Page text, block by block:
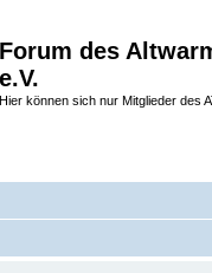
Forum des
e.V.
Hier können sich nur Mitglieder des